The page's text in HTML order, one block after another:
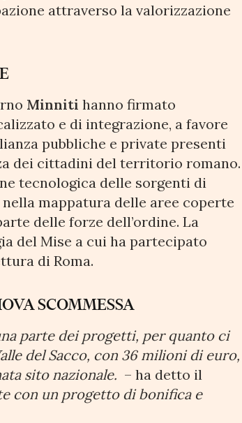
attraverso la valorizzazione
Minniti hanno firmato
e di integrazione, a favore
pubbliche e private presenti
dei cittadini del territorio romano.
tecnologica delle sorgenti di
mappatura delle aree coperte
delle forze dell’ordine. La
del Mise a cui ha partecipato
di Roma.
SCOMMESSA
parte dei progetti, per quanto ci
del Sacco, con 36 milioni di euro,
sito nazionale. – ha detto il
con un progetto di bonifica e